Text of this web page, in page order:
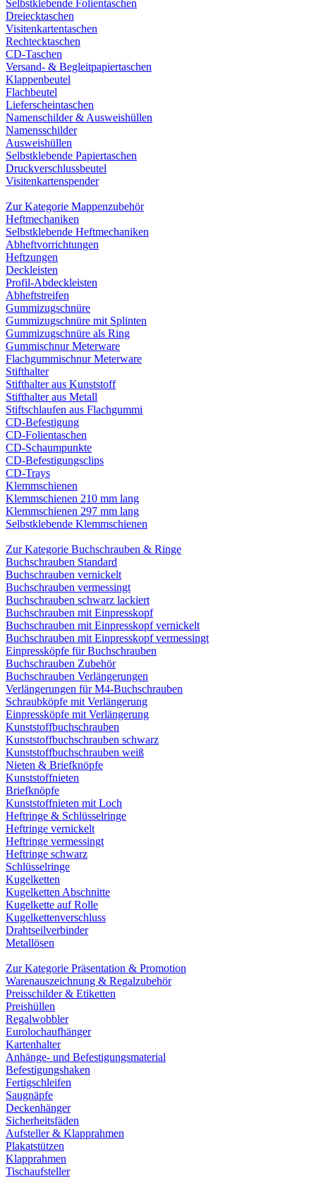
Selbstklebende Folientaschen
Dreiecktaschen
Visitenkartentaschen
Rechtecktaschen
CD-Taschen
Versand- & Begleitpapiertaschen
Klappenbeutel
Flachbeutel
Lieferscheintaschen
Namenschilder & Ausweishüllen
Namensschilder
Ausweishüllen
Selbstklebende Papiertaschen
Druckverschlussbeutel
Visitenkartenspender
Zur Kategorie Mappenzubehör
Heftmechaniken
Selbstklebende Heftmechaniken
Abheftvorrichtungen
Heftzungen
Deckleisten
Profil-Abdeckleisten
Abheftstreifen
Gummizugschnüre
Gummizugschnüre mit Splinten
Gummizugschnüre als Ring
Gummischnur Meterware
Flachgummischnur Meterware
Stifthalter
Stifthalter aus Kunststoff
Stifthalter aus Metall
Stiftschlaufen aus Flachgummi
CD-Befestigung
CD-Folientaschen
CD-Schaumpunkte
CD-Befestigungsclips
CD-Trays
Klemmschienen
Klemmschienen 210 mm lang
Klemmschienen 297 mm lang
Selbstklebende Klemmschienen
Zur Kategorie Buchschrauben & Ringe
Buchschrauben Standard
Buchschrauben vernickelt
Buchschrauben vermessingt
Buchschrauben schwarz lackiert
Buchschrauben mit Einpresskopf
Buchschrauben mit Einpresskopf vernickelt
Buchschrauben mit Einpresskopf vermessingt
Einpressköpfe für Buchschrauben
Buchschrauben Zubehör
Buchschrauben Verlängerungen
Verlängerungen für M4-Buchschrauben
Schraubköpfe mit Verlängerung
Einpressköpfe mit Verlängerung
Kunststoffbuchschrauben
Kunststoffbuchschrauben schwarz
Kunststoffbuchschrauben weiß
Nieten & Briefknöpfe
Kunststoffnieten
Briefknöpfe
Kunststoffnieten mit Loch
Heftringe & Schlüsselringe
Heftringe vernickelt
Heftringe vermessingt
Heftringe schwarz
Schlüsselringe
Kugelketten
Kugelketten Abschnitte
Kugelkette auf Rolle
Kugelkettenverschluss
Drahtseilverbinder
Metallösen
Zur Kategorie Präsentation & Promotion
Warenauszeichnung & Regalzubehör
Preisschilder & Etiketten
Preishüllen
Regalwobbler
Eurolochaufhänger
Kartenhalter
Anhänge- und Befestigungsmaterial
Befestigungshaken
Fertigschleifen
Saugnäpfe
Deckenhänger
Sicherheitsfäden
Aufsteller & Klapprahmen
Plakatstützen
Klapprahmen
Tischaufsteller